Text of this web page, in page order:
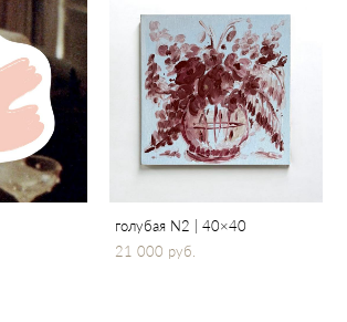
голубая N2 | 40×40
21 000 pуб.